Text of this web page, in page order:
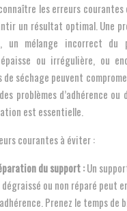
les erreurs courantes
un résultat optimal. Une
un mélange incorrect du
ou irrégulière, ou
séchage peuvent
problèmes d’adhérence ou
est essentielle.
courantes à éviter :
du support :Un
ou non réparé peut
Prenez le temps de